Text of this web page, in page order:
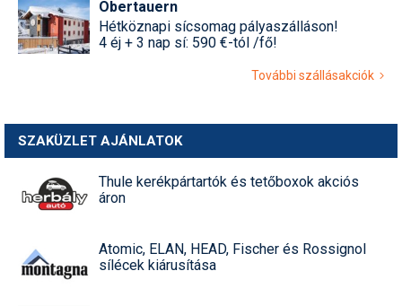
Obertauern
Hétköznapi sícsomag pályaszálláson!
4 éj + 3 nap sí: 590 €-tól /fő!
További szállásakciók
SZAKÜZLET AJÁNLATOK
Thule kerékpártartók és tetőboxok akciós
áron
Atomic, ELAN, HEAD, Fischer és Rossignol
sílécek kiárusítása